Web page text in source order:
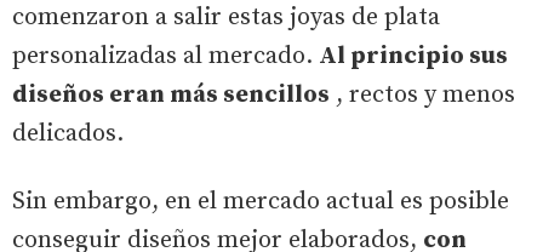
comenzaron a salir estas joyas de plata
personalizadas al mercado. Al principio sus
diseños eran más sencillos , rectos y menos
delicados.
Sin embargo, en el mercado actual es posible
conseguir diseños mejor elaborados, con